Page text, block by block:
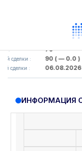
: 79
сделки : 90( — 0.0 )
сделки : 06.08.2026
ИНФОРМАЦИЯ